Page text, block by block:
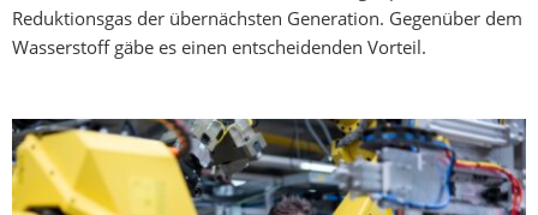
Reduktionsgas der übernächsten Generation. Gegenüber dem
Wasserstoff gäbe es einen entscheidenden Vorteil.